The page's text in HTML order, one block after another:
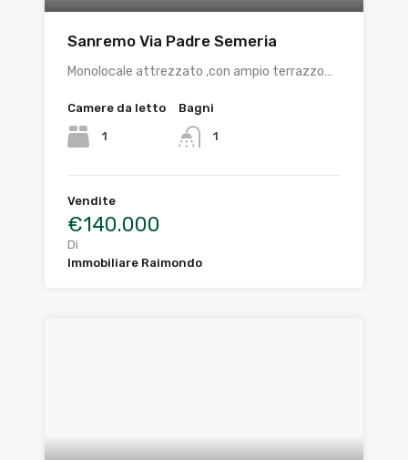
Sanremo Via Padre Semeria
Monolocale attrezzato ,con ampio terrazzo…
Camere da letto
1
Bagni
1
Vendite
€140.000
Di
Immobiliare Raimondo